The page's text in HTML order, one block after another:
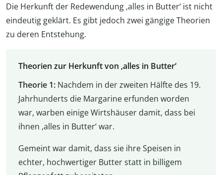
Die Herkunft der Redewendung ‚alles in Butter‘ ist nicht
eindeutig geklärt. Es gibt jedoch zwei gängige Theorien
zu deren Entstehung.
Theorien zur Herkunft von ‚alles in Butter‘
Theorie 1: Nachdem in der zweiten Hälfte des 19.
Jahrhunderts die Margarine erfunden worden
war, warben einige Wirtshäuser damit, dass bei
ihnen ‚alles in Butter‘ war.
Gemeint war damit, dass sie ihre Speisen in
echter, hochwertiger Butter statt in billigem